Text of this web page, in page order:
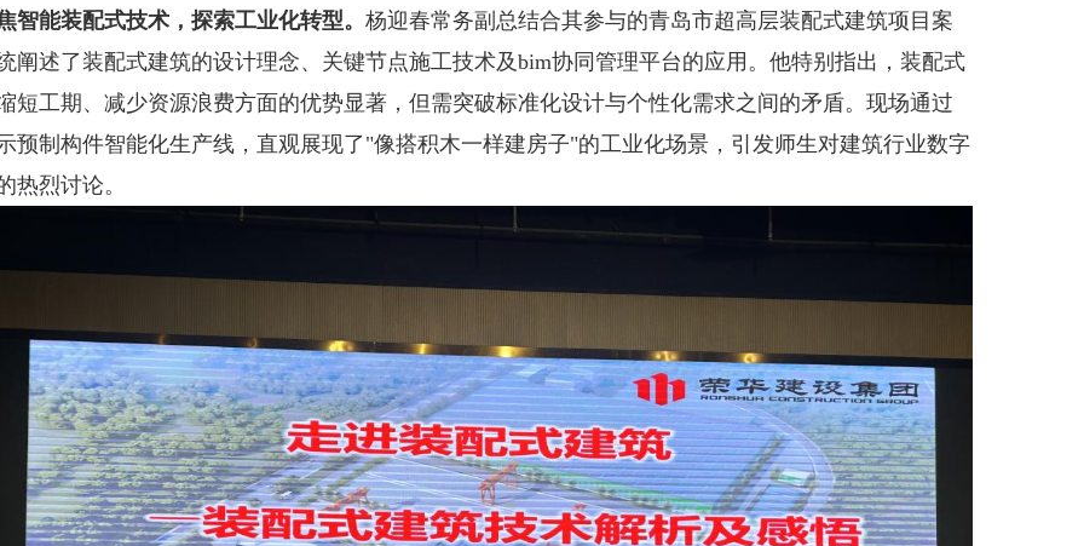
智能装配式技术，探索工业化转型。 杨迎春常务副总结合其参与的青岛市超高层装配式建筑项目案
阐述了装配式建筑的设计理念、关键节点施工技术及bim协同管理平台的应用。他特别指出，装配式
短工期、减少资源浪费方面的优势显著，但需突破标准化设计与个性化需求之间的矛盾。现场通过
预制构件智能化生产线，直观展现了"像搭积木一样建房子"的工业化场景，引发师生对建筑行业数字
热烈讨论。